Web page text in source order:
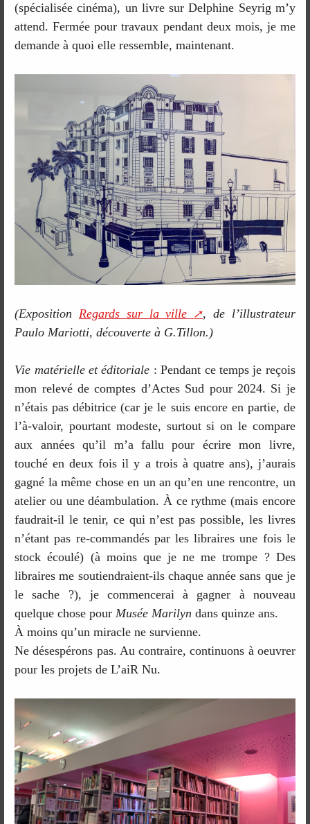
(spécialisée cinéma), un livre sur Delphine Seyrig m’y
attend. Fermée pour travaux pendant deux mois, je me
demande à quoi elle ressemble, maintenant.
(Exposition Regards sur la ville
, de l’illustrateur
Paulo Mariotti, découverte à G.Tillon.)
Vie matérielle et éditoriale : Pendant ce temps je reçois
mon relevé de comptes d’Actes Sud pour 2024. Si je
n’étais pas débitrice (car je le suis encore en partie, de
l’à-valoir, pourtant modeste, surtout si on le compare
aux années qu’il m’a fallu pour écrire mon livre,
touché en deux fois il y a trois à quatre ans), j’aurais
gagné la même chose en un an qu’en une rencontre, un
atelier ou une déambulation. À ce rythme (mais encore
faudrait-il le tenir, ce qui n’est pas possible, les livres
n’étant pas re-commandés par les libraires une fois le
stock écoulé) (à moins que je ne me trompe ? Des
libraires me soutiendraient-ils chaque année sans que je
le sache ?), je commencerai à gagner à nouveau
quelque chose pourMusée Marilyn dans quinze ans.
À moins qu’un miracle ne survienne.
Ne désespérons pas. Au contraire, continuons à oeuvrer
pour les projets de L’aiR Nu.